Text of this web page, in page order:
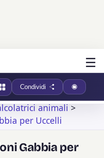
☰
Condividi
animali>
per Uccelli
Gabbia per